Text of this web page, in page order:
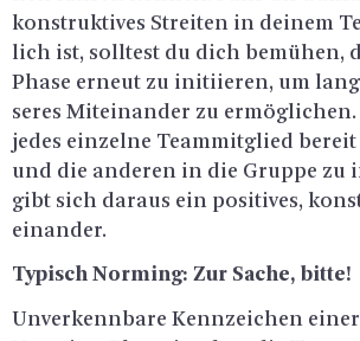
kon­struk­ti­ves Strei­ten in dei­nem
lich ist, soll­test du dich be­mü­hen,
Pha­se er­neut zu in­iti­ie­ren, um
se­res Mit­ein­an­der zu er­mög­li­chen.
jedes ein­zel­ne Team­mit­glied
und die an­de­ren in die Grup­pe zu
gibt sich dar­aus ein po­si­ti­ves,
ein­an­der.
Ty­pisch Nor­ming: Zur Sache, bitte!
Un­ver­kenn­ba­re Kenn­zei­chen